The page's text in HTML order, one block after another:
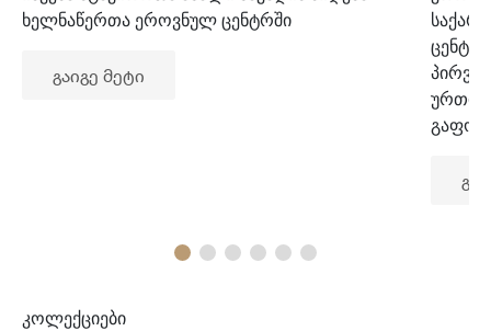
ხელნაწერთა ეროვნულ ცენტრში
გაიგე მეტი
კოლექციები